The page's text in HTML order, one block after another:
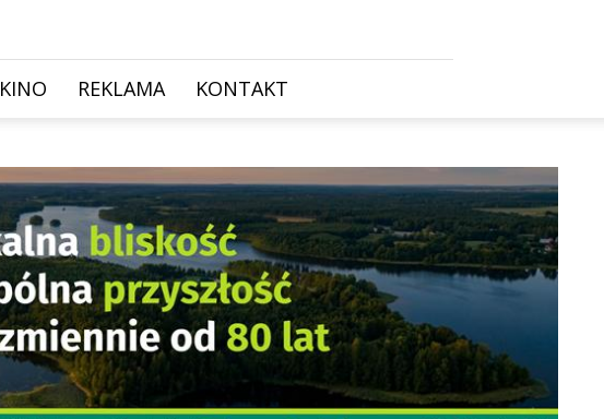
KINO REKLAMA KONTAKT